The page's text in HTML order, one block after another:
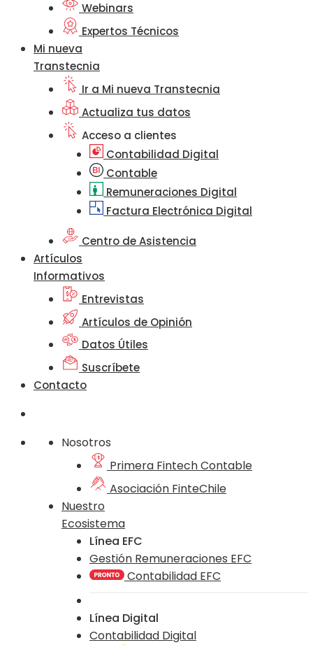
Webinars
Expertos Técnicos
Mi nueva
Transtecnia
Ir a Mi nueva Transtecnia
Actualiza tus datos
Acceso a clientes
Contabilidad Digital
Contable
Remuneraciones Digital
Factura Electrónica Digital
Centro de Asistencia
Artículos
Informativos
Entrevistas
Artículos de Opinión
Datos Útiles
Suscríbete
Contacto
Nosotros
Primera Fintech Contable
Asociación FinteChile
Nuestro
Ecosistema
Línea EFC
Gestión Remuneraciones EFC
Contabilidad EFC
Línea Digital
Contabilidad Digital